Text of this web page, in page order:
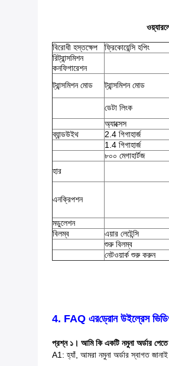
বিরোধী হস্তক্ষেপ ফ্রিকোয়েন্সি হপিং
রিট্রান্সমিশন
কনফিগারেশন
ট্রান্সমিশন মোড ট্রান্সমিশন মোড
ডেটা লিংক
অ্যাক্সেস
ব্যান্ডউইথ
2.4 গিগাহার্জ
1.4 গিগাহার্জ
৮০০ মেগাহার্টজ
হার
এনক্রিপশন
মডুলেশন
বিলম্ব
এয়ার লেটেন্সি
শুরু বিলম্ব
নেটওয়ার্ক শুরু করুন
4. FAQ এরড্রোন উইল্রেস
প্রশ্ন ১। আমি কি একটি নমুনা অর্ডার পেতে
A1: হ্যাঁ, আমরা নমুনা অর্ডার স্বাগত জানাই